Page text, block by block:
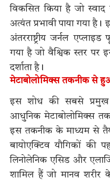
विकसित किया है जो
अत्यंत प्रभावी पाया गया है।
अंतरराष्ट्रीय जर्नल
गया है जो वैश्विक स्तर पर
दर्शाता है।
मेटाबोलोमिक्स तकनीक से
इस शोध की सबसे
आधुनिक मेटाबोलोमिक्स
इस तकनीक के माध्यम से
बायोएक्टिव यौगिकों की
लिनोलेनिक एसिड और
शामिल हैं जो मानव शरीर